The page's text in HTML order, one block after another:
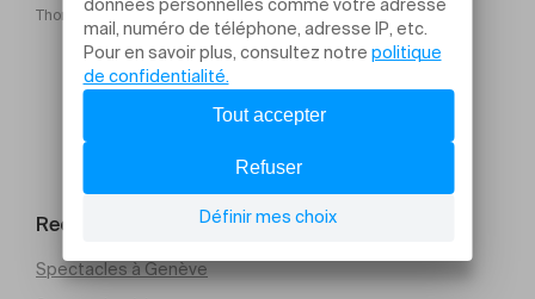
Thomas Wiesel Société Ecrans
Rechercher un évènement
Spectacles à Genève